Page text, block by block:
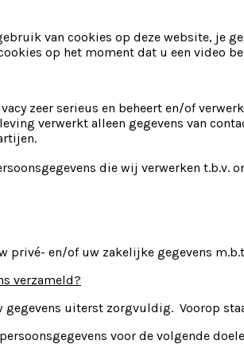
van cookies op deze website, je
op het moment dat u een video
zeer serieus en beheert en/of
verwerkt alleen gegevens van
die wij verwerken t.b.v.
privé- en/of uw zakelijke gegevens
verzameld?
uiterst zorgvuldig. Voorop
voor de volgende